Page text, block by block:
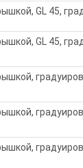
GL 45,
GL 45,